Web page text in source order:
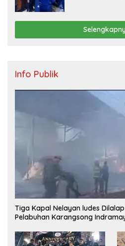
Info Publik
Tiga Kapal Nelayan ludes
Pelabuhan Karangsong